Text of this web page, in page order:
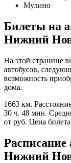
Мулино
Билеты на
Нижний
На этой странице
автобусов,
возможность
дома.
1663 км.
30 ч. 48 мин.
от руб. Цена
Расписание
Нижний